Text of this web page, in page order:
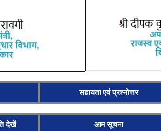
सहायता एवं प्रश्नोत्तर
देखें आम सूचना